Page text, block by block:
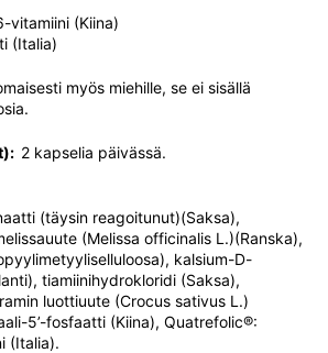
vitamiini (Kiina)
(Italia)
myös miehille, se ei sisällä
2 kapselia päivässä.
(täysin reagoitunut)(Saksa),
(Melissa officinalis L.)(Ranska),
osa), kalsium-D-
tiamiinihydrokloridi (Saksa),
luottiuute (Crocus sativus L.)
5’-fosfaatti (Kiina), Quatrefolic®:
(Italia).